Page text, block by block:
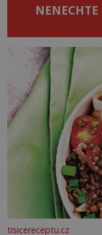
tisicereceptu.cz